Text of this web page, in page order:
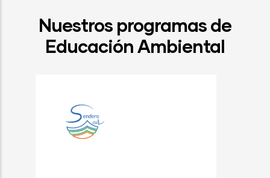
Nuestros programas de
Educación Ambiental